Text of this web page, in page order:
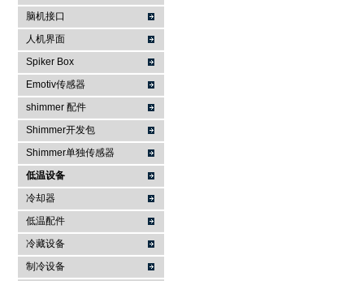
脑机接口
人机界面
Spiker Box
Emotiv传感器
shimmer 配件
Shimmer开发包
Shimmer单独传感器
低温设备
冷却器
低温配件
冷藏设备
制冷设备